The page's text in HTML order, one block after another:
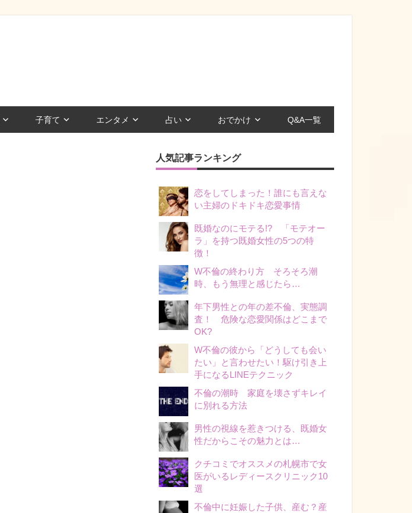
子育て エンタメ 占い おでかけ Q&A一覧
人気記事ランキング
恋をしてしまった！誰にも言えな
い主婦のドキドキ恋愛事情
既婚なのにモテる!? 「モテオー
ラ」を持つ既婚女性の5つの特
徴！
W不倫の終わり方 そろそろ潮
時、もう無理と感じたら…
年下男性との年の差不倫、実態調
査！ 危険な恋愛関係はどこまで
OK?
W不倫の彼から「どうしても会い
たい」と言わせたい！駆け引き上
手になるLINEテクニック
不倫の潮時 家庭を壊さずキレイ
に別れる方法
男性の視線を惹きつける、既婚女
性だからこその魅力とは…
クチコミでオススメの札幌市で女
医がいるレディースクリニック10
選
不倫中に妊娠した子供、産む？産